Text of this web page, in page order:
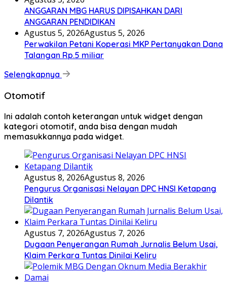
ANGGARAN MBG HARUS DIPISAHKAN DARI
ANGGARAN PENDIDIKAN
Agustus 5, 2026Agustus 5, 2026
Perwakilan Petani Koperasi MKP Pertanyakan Dana
Talangan Rp.5 miliar
Selengkapnya
Otomotif
Ini adalah contoh keterangan untuk widget dengan
kategori otomotif, anda bisa dengan mudah
memasukkannya pada widget.
Agustus 8, 2026Agustus 8, 2026
Pengurus Organisasi Nelayan DPC HNSI Ketapang
Dilantik
Agustus 7, 2026Agustus 7, 2026
Dugaan Penyerangan Rumah Jurnalis Belum Usai,
Klaim Perkara Tuntas Dinilai Keliru